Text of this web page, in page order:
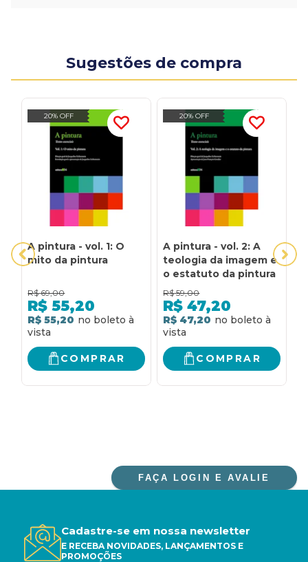
Sugestões de compra
20% OFF
A pintura - vol. 1: O
mito da pintura
R$ 69,00
R$ 55,20
R$ 55,20
COMPRAR
20% OFF
A pintura - vol. 2: A
teologia da imagem e
o estatuto da pintura
R$ 59,00
R$ 47,20
R$ 47,20
COMPRAR
FAÇA LOGIN E AVALIE
Cadastre-se em nossa newsletter
E RECEBA NOVIDADES, LANÇAMENTOS E
PROMOÇÕES